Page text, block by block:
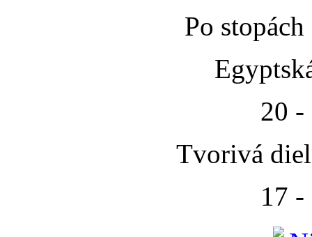
Po
20 -
Tvorivá
17 -